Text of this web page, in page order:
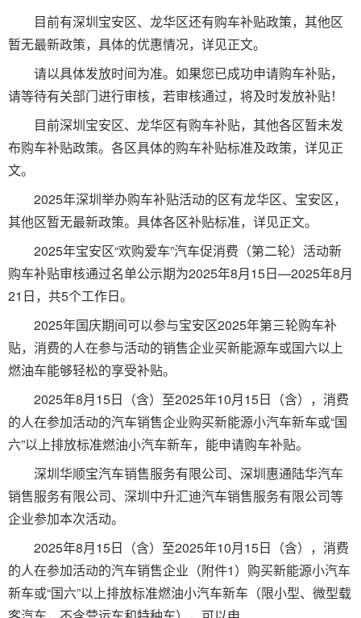
目前有深圳宝安区、龙华区还有购车补贴政策，其他区
暂无最新政策，具体的优惠情况，详见正文。
请以具体发放时间为准。如果您已成功申请购车补贴，
请等待有关部门进行审核，若审核通过，将及时发放补贴！
目前深圳宝安区、龙华区有购车补贴，其他各区暂未发
布购车补贴政策。各区具体的购车补贴标准及政策，详见正
文。
2025年深圳举办购车补贴活动的区有龙华区、宝安区，
其他区暂无最新政策。具体各区补贴标准，详见正文。
2025年宝安区“欢购爱车”汽车促消费（第二轮）活动新
购车补贴审核通过名单公示期为2025年8月15日—2025年8月
21日，共5个工作日。
2025年国庆期间可以参与宝安区2025年第三轮购车补
贴，消费的人在参与活动的销售企业买新能源车或国六以上
燃油车能够轻松的享受补贴。
2025年8月15日（含）至2025年10月15日（含），消费
的人在参加活动的汽车销售企业购买新能源小汽车新车或“国
六”以上排放标准燃油小汽车新车，能申请购车补贴。
深圳华顺宝汽车销售服务有限公司、深圳惠通陆华汽车
销售服务有限公司、深圳中升汇迪汽车销售服务有限公司等
企业参加本次活动。
2025年8月15日（含）至2025年10月15日（含），消费
的人在参加活动的汽车销售企业（附件1）购买新能源小汽车
新车或“国六”以上排放标准燃油小汽车新车（限小型、微型载